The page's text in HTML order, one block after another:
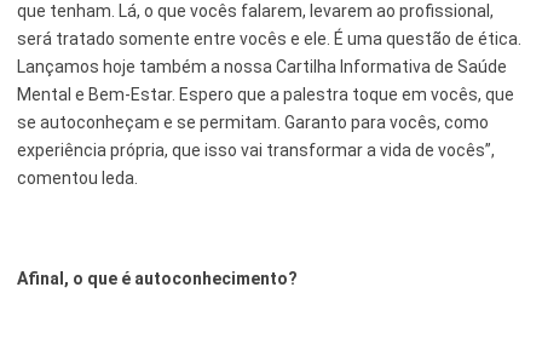
que tenham. Lá, o que vocês falarem, levarem ao profissional,
será tratado somente entre vocês e ele. É uma questão de ética.
Lançamos hoje também a nossa Cartilha Informativa de Saúde
Mental e Bem-Estar. Espero que a palestra toque em vocês, que
se autoconheçam e se permitam. Garanto para vocês, como
experiência própria, que isso vai transformar a vida de vocês”,
comentou Ieda.
Afinal, o que é autoconhecimento?